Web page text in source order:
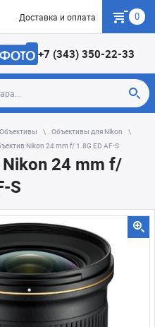
Доставка и оплата Гарантия
0
+7 (343) 350-22-33
Объективы
Объективы для Nikon
Nikon 24 mm f/ 1.8G ED AF-S
24 mm f/
S